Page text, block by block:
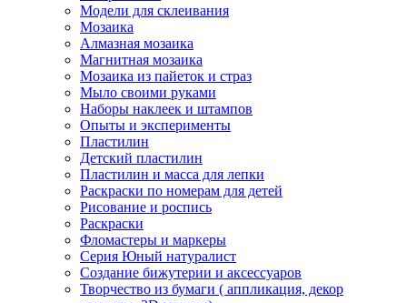
Модели для склеивания
Мозаика
Алмазная мозаика
Магнитная мозаика
Мозаика из пайеток и страз
Мыло своими руками
Наборы наклеек и штампов
Опыты и эксперименты
Пластилин
Детский пластилин
Пластилин и масса для лепки
Раскраски по номерам для детей
Рисование и роспись
Раскраски
Фломастеры и маркеры
Серия Юный натуралист
Создание бижутерии и аксессуаров
Творчество из бумаги ( аппликация, декор